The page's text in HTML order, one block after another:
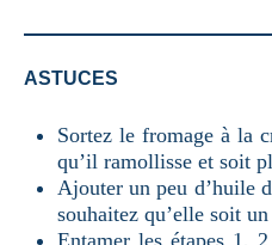
ASTUCES
Sortez le fromage à la
qu’il ramollisse et soit
Ajouter un peu d’huile
souhaitez qu’elle soit
Entamer les étapes 1,